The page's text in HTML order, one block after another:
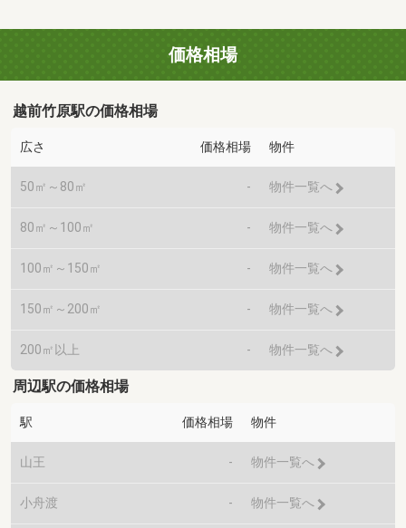
価格相場
越前竹原駅の価格相場
広さ 価格相場 物件
50㎡～80㎡ - 物件一覧へ
80㎡～100㎡ - 物件一覧へ
100㎡～150㎡ - 物件一覧へ
150㎡～200㎡ - 物件一覧へ
200㎡以上 - 物件一覧へ
周辺駅の価格相場
駅 価格相場 物件
山王 - 物件一覧へ
小舟渡 - 物件一覧へ